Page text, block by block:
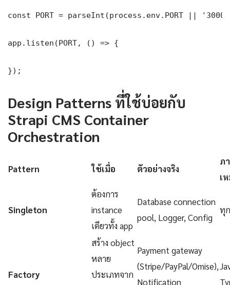
const PORT = parseInt(process.env.PORT ||
app.listen(PORT, () => {
});
Design Patterns ที่ใช้บ่อยกับ
Strapi CMS Container
Orchestration
Pattern ใช้เมื่อ ตัวอย่างจริง
ภ
เ
Singleton
ต้องการ
instance
เดียวทั้ง app
Database connection
pool, Logger, Config
ทุ
Factory
สร้าง object
หลาย
ประเภทจาก
Payment gateway
(Stripe/PayPal/Omise),
Notification